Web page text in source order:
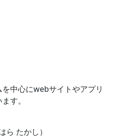
中心にwebサイトやアプリ
す。
ら たかし）